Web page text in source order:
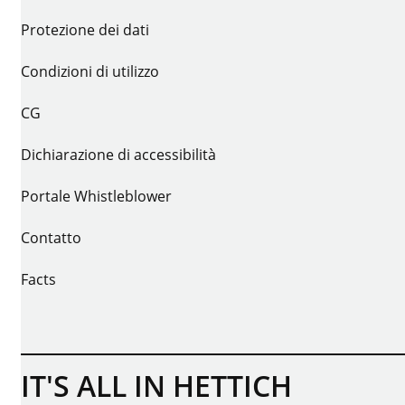
Protezione dei dati
Condizioni di utilizzo
CG
Dichiarazione di accessibilità
Portale Whistleblower
Contatto
Facts
IT'S ALL IN HETTICH